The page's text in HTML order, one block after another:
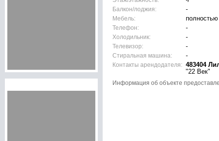
Балкон/лоджия:
-
Мебель:
полностью
Телефон:
-
Холодильник:
-
Телевизор:
-
Стиральная машина:
-
Контакты арендодателя: 483404
"22 Век"
Информация об объекте